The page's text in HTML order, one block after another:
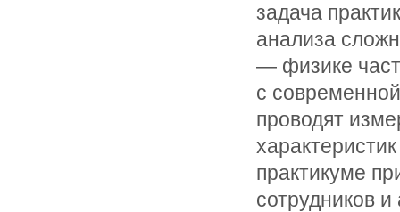
задача
анализа
— физике
с
проводят
практикуме
сотрудников